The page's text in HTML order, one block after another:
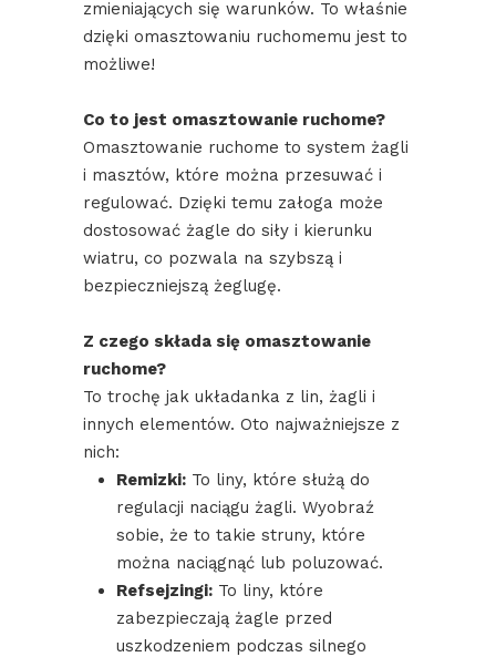
zmieniających się warunków. To właśnie
dzięki omasztowaniu ruchomemu jest to
możliwe!
Co to jest omasztowanie ruchome?
Omasztowanie ruchome to system żagli
i masztów, które można przesuwać i
regulować. Dzięki temu załoga może
dostosować żagle do siły i kierunku
wiatru, co pozwala na szybszą i
bezpieczniejszą żeglugę.
Z czego składa się omasztowanie
ruchome?
To trochę jak układanka z lin, żagli i
innych elementów. Oto najważniejsze z
nich:
Remizki: To liny, które służą do
regulacji naciągu żagli. Wyobraź
sobie, że to takie struny, które
można naciągnąć lub poluzować.
Refsejzingi: To liny, które
zabezpieczają żagle przed
uszkodzeniem podczas silnego